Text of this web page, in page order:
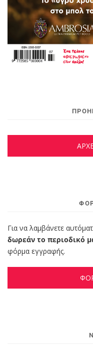
Για να λαμβάνετε
δωρεάν το περιοδικό
φόρμα εγγραφής.